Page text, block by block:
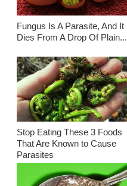
Fungus Is A Parasite, And It
Dies From A Drop Of Plain...
Stop Eating These 3 Foods
That Are Known to Cause
Parasites